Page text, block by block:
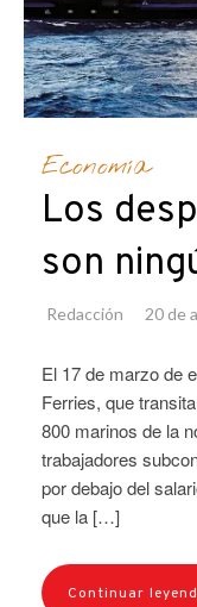
Economía
Los
son
Redacción 20 de
El 17 de marzo de
Ferries, que
800 marinos de la
trabajadores
por debajo del
que la […]
Continuar